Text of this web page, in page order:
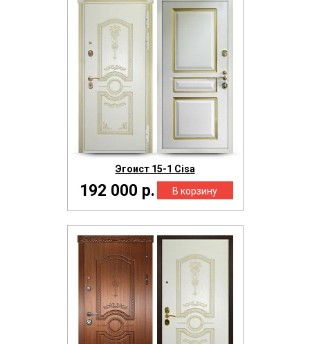
Эгоист 15-1 Cisa
192 000 р.